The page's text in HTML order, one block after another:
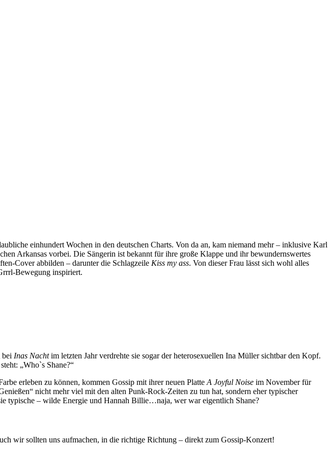
einhundert Wochen in den deutschen Charts. Von da an, kam niemand mehr – inklusive Karl
Arkansas vorbei. Die Sängerin ist bekannt für ihre große Klappe und ihr bewundernswertes
Cover abbilden – darunter die Schlagzeile Kiss my ass. Von dieser Frau lässt sich wohl alles
Bewegung inspiriert.
bei Inas Nachtim letzten Jahr verdrehte sie sogar der heterosexuellen Ina Müller sichtbar den Kopf.
„Who`s Shane?“
erleben zu können, kommen Gossip mit ihrer neuen Platte A Joyful Noise im November für
nicht mehr viel mit den alten Punk-Rock-Zeiten zu tun hat, sondern eher typischer
typische – wilde Energie und Hannah Billie…naja, wer war eigentlich Shane?
wir sollten uns aufmachen, in die richtige Richtung – direkt zum Gossip-Konzert!